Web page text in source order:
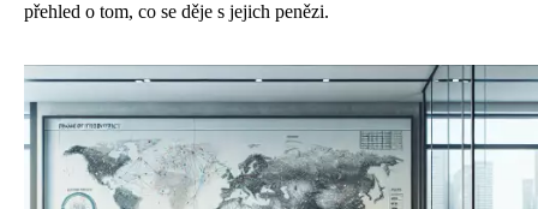
přehled o tom, co se děje s jejich penězi.